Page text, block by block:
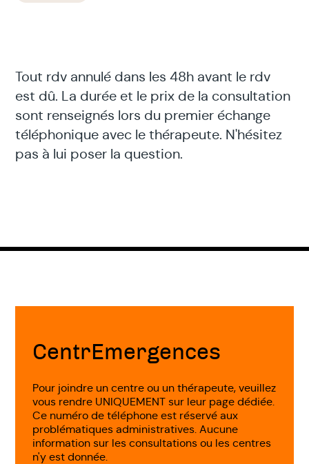
Tout rdv annulé dans les 48h avant le rdv
est dû. La durée et le prix de la consultation
sont renseignés lors du premier échange
téléphonique avec le thérapeute. N'hésitez
pas à lui poser la question.
Fin
CentrEmergences
Pour joindre un centre ou un thérapeute, veuillez
vous rendre UNIQUEMENT sur leur page dédiée.
Ce numéro de téléphone est réservé aux
problématiques administratives. Aucune
information sur les consultations ou les centres
n'y est donnée.